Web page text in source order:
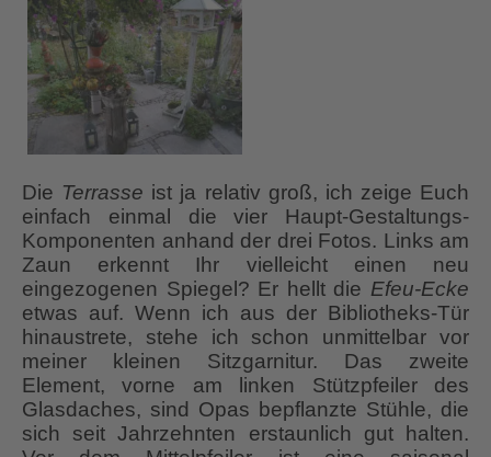
Die Terrasse ist ja relativ groß, ich zeige Euch
einfach einmal die vier Haupt-Gestaltungs-
Komponenten anhand der drei Fotos. Links am
Zaun erkennt Ihr vielleicht einen neu
eingezogenen Spiegel? Er hellt die Efeu-Ecke
etwas auf. Wenn ich aus der Bibliotheks-Tür
hinaustrete, stehe ich schon unmittelbar vor
meiner kleinen Sitzgarnitur. Das zweite
Element, vorne am linken Stützpfeiler des
Glasdaches, sind Opas bepflanzte Stühle, die
sich seit Jahrzehnten erstaunlich gut halten.